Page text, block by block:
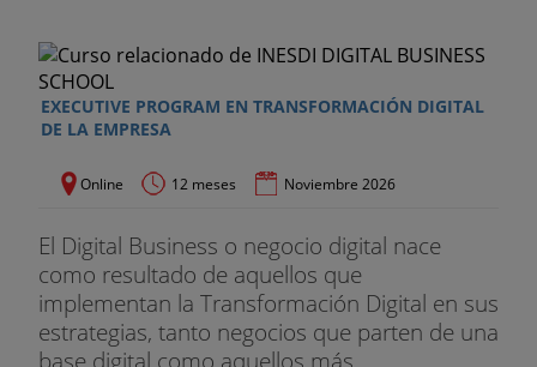
EXECUTIVE PROGRAM EN TRANSFORMACIÓN DIGITAL
DE LA EMPRESA
Online 12 meses Noviembre 2026
El Digital Business o negocio digital nace
como resultado de aquellos que
implementan la Transformación Digital en sus
estrategias, tanto negocios que parten de una